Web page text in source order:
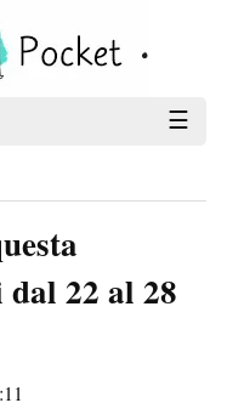
☰
22 al 28